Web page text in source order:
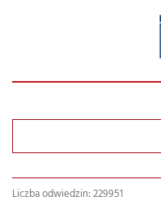
Liczba odwiedzin: 229951